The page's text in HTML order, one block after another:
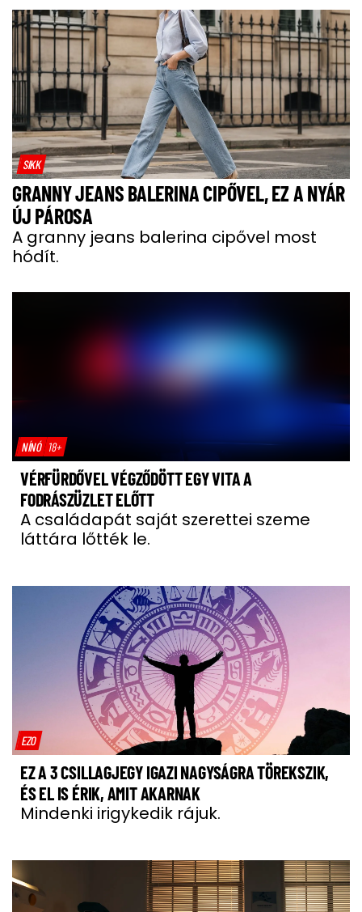
SIKK
GRANNY JEANS BALERINA CIPŐVEL, EZ A NYÁR
ÚJ PÁROSA
A granny jeans balerina cipővel most
hódít.
NÍNÓ 18+
VÉRFÜRDŐVEL VÉGZŐDÖTT EGY VITA A
FODRÁSZÜZLET ELŐTT
A családapát saját szerettei szeme
láttára lőtték le.
EZO
EZ A 3 CSILLAGJEGY IGAZI NAGYSÁGRA TÖREKSZIK,
ÉS EL IS ÉRIK, AMIT AKARNAK
Mindenki irigykedik rájuk.